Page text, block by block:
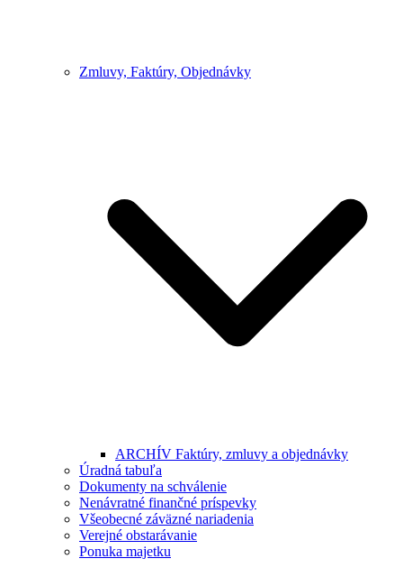
Zmluvy, Faktúry, Objednávky
ARCHÍV Faktúry, zmluvy a objednávky
Úradná tabuľa
Dokumenty na schválenie
Nenávratné finančné príspevky
Všeobecné záväzné nariadenia
Verejné obstarávanie
Ponuka majetku